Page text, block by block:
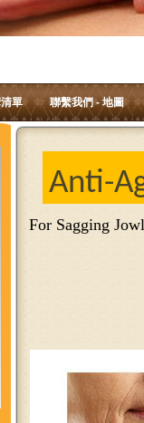
單 聯繫我們 - 地圖
Anti-
For Sagging